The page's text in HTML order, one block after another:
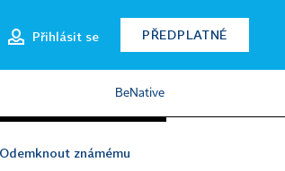
Přihlásit se PŘEDPLATNÉ
BeNative
Odemknout známému